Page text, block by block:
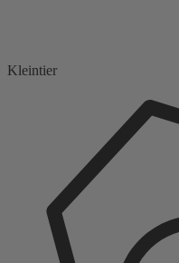
Kleintier